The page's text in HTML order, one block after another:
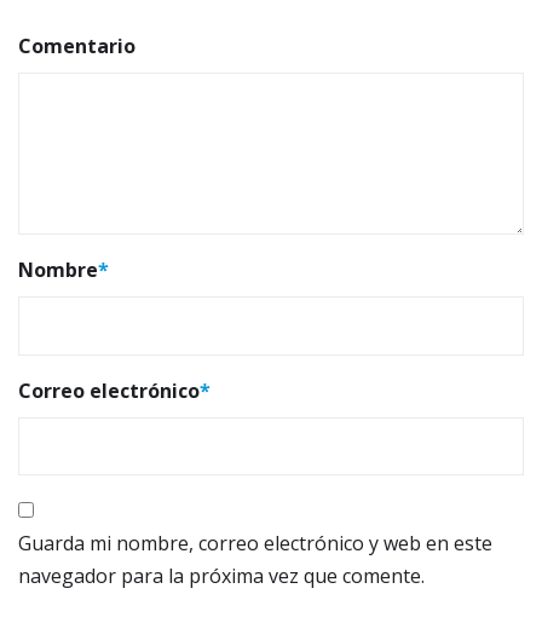
Comentario
Nombre*
Correo electrónico*
Guarda mi nombre, correo electrónico y web en este
navegador para la próxima vez que comente.